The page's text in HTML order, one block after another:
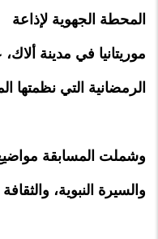
المحطة الجهوية لإذاعة
موريتانيا في مدينة
الرمضانية التي
وشملت المسابقة
والسيرة النبوية،